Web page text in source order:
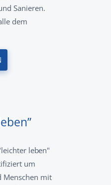
Sanieren.
dem
leben"
um
Menschen mit